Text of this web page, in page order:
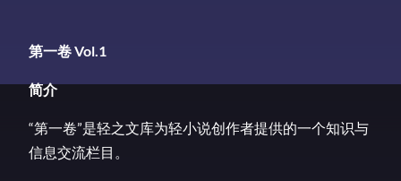
第一卷Vol.1
简介
“第一卷”是轻之文库为轻小说创作者提供的一个知识与
信息交流栏目。